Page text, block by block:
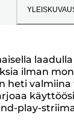
ilman
heti
play-